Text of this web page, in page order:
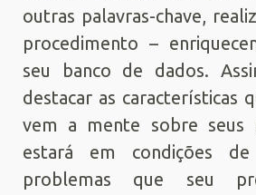
outras palavras-chave,
procedimento –
seu banco de dados.
destacar as características
vem a mente sobre seus
estará em condições
problemas que seu